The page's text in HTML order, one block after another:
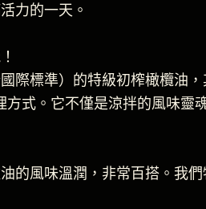
力的一天。
際標準）的特級初榨橄欖油，
式。它不僅是涼拌的風味靈
的風味溫潤，非常百搭。我